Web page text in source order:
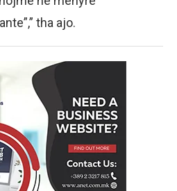
tha ajo.